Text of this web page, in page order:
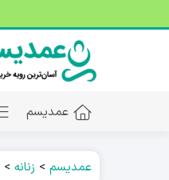
عمدیسم
عمدیسم > زنانه >